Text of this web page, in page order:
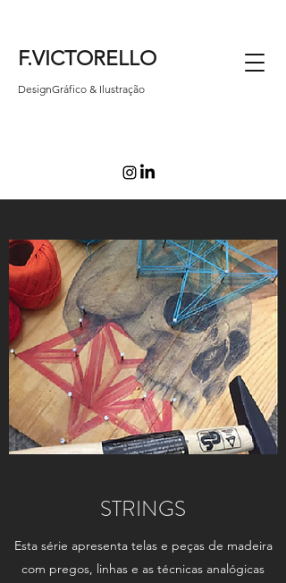
F.VICTORELLO
DesignGráfico & Ilustração
STRINGS
Esta série apresenta telas e peças de madeira
com pregos, linhas e as técnicas analógicas